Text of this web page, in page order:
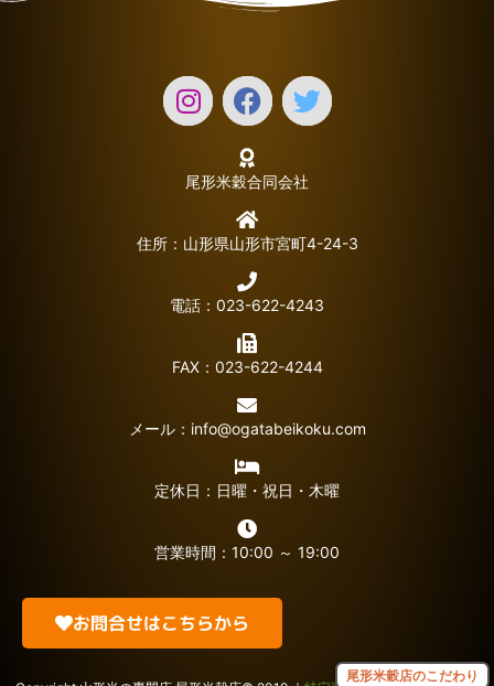
尾形米穀合同会社
住所：山形県山形市宮町4-24-3
電話：023-622-4243
FAX：023-622-4244
メール： info@ogatabeikoku.com
定休日：日曜・祝日・木曜
営業時間：10:00 ～ 19:00
お問合せはこちらから
尾形米穀店のこだわり